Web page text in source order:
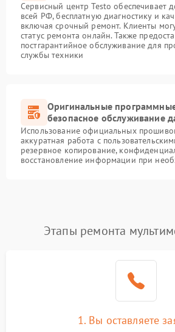
Сервисный центр Testo обеспечивает
всей РФ, бесплатную диагностику и
включая срочный ремонт. Клиенты
статус ремонта онлайн. Также
постгарантийное обслуживание для
службы техники
Оригинальные
безопасное обслуживание
Использование официальных
аккуратная работа с
резервное копирование,
восстановление информации при
Этапы ремонта
1. Вы оставляете